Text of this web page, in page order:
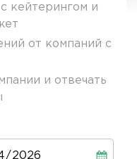
кейтерингом и
от компаний с
и отвечать